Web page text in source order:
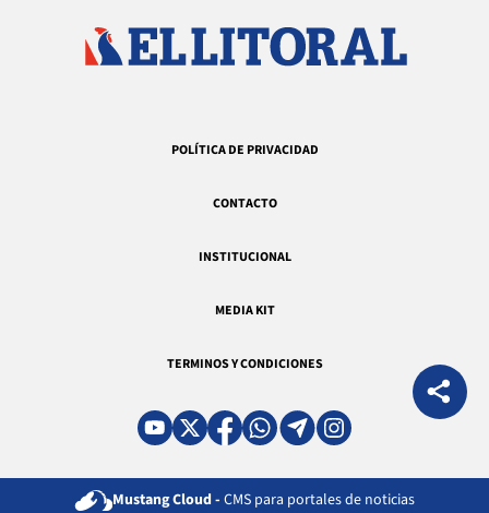
POLÍTICA DE PRIVACIDAD
CONTACTO
INSTITUCIONAL
MEDIA KIT
TERMINOS Y CONDICIONES
Mustang Cloud - CMS para portales de noticias